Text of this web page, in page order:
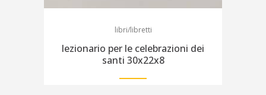
libri/libretti
lezionario per le celebrazioni dei
santi 30x22x8